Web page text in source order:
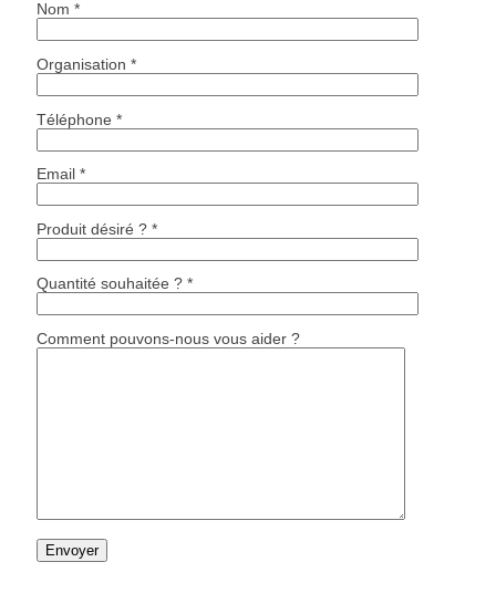
Nom *
Organisation *
Téléphone *
Email *
Produit désiré ? *
Quantité souhaitée ? *
Comment pouvons-nous vous aider ?